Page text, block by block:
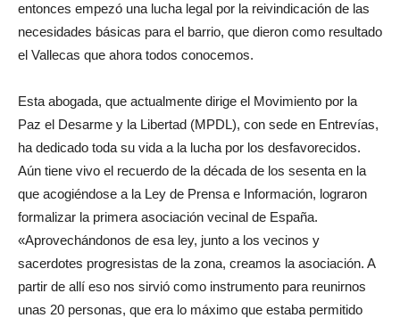
entonces empezó una lucha legal por la reivindicación de las
necesidades básicas para el barrio, que dieron como resultado
el Vallecas que ahora todos conocemos.
Esta abogada, que actualmente dirige el Movimiento por la
Paz el Desarme y la Libertad (MPDL), con sede en Entrevías,
ha dedicado toda su vida a la lucha por los desfavorecidos.
Aún tiene vivo el recuerdo de la década de los sesenta en la
que acogiéndose a la Ley de Prensa e Información, lograron
formalizar la primera asociación vecinal de España.
«Aprovechándonos de esa ley, junto a los vecinos y
sacerdotes progresistas de la zona, creamos la asociación. A
partir de allí eso nos sirvió como instrumento para reunirnos
unas 20 personas, que era lo máximo que estaba permitido